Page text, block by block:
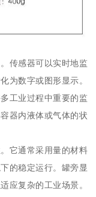
传感器可以实时地监
为数字或图形显示。
工业过程中重要的监
器内液体或气体的状
它通常采用量的材料
的稳定运行。罐旁显
应复杂的工业场景。